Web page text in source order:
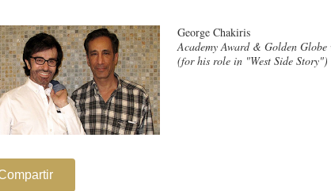
George Chakiris
Academy Award & Golden
(for his role in "West Side Story")